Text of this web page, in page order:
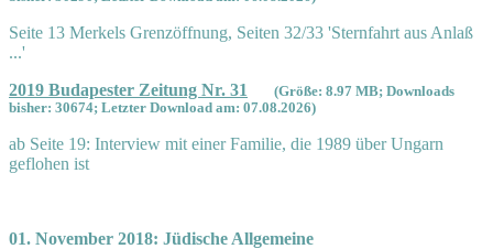
Seite 13 Merkels Grenzöffnung, Seiten 32/33 'Sternfahrt aus Anlaß
...'
2019 Budapester Zeitung Nr. 31
(Größe: 8.97 MB; Downloads
bisher: 30674; Letzter Download am: 07.08.2026)
ab Seite 19: Interview mit einer Familie, die 1989 über Ungarn
geflohen ist
01. November 2018: Jüdische Allgemeine